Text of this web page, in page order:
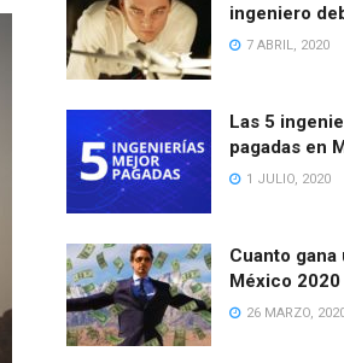
ingeniero
7 ABRIL, 2020
Las 5
pagadas en
1 JULIO, 2020
Cuanto
México 2020
26 MARZO,